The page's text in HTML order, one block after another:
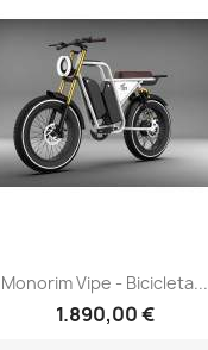
Monorim Vipe - Bicicleta...
1.890,00 €